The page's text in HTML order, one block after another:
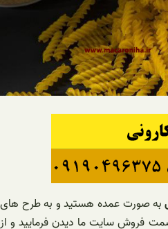
به صورت عمده هستید و به طرح های
قسمت فروش سایت ما دیدن فرمایید و از